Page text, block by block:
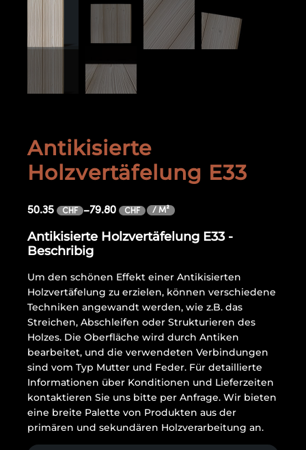
Antikisierte
Holzvertäfelung E33
50.35 CHF –79.80 CHF / M²
Antikisierte Holzvertäfelung E33 -
Beschribig
Um den schönen Effekt einer Antikisierten
Holzvertäfelung zu erzielen, können verschiedene
Techniken angewandt werden, wie z.B. das
Streichen, Abschleifen oder Strukturieren des
Holzes. Die Oberfläche wird durch Antiken
bearbeitet, und die verwendeten Verbindungen
sind vom Typ Mutter und Feder. Für detaillierte
Informationen über Konditionen und Lieferzeiten
kontaktieren Sie uns bitte per Anfrage. Wir bieten
eine breite Palette von Produkten aus der
primären und sekundären Holzverarbeitung an.